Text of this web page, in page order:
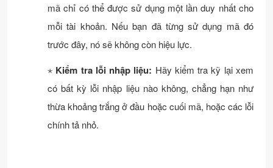
mã chỉ có thể được sử dụng một lần duy nhất cho
mỗi tài khoản. Nếu bạn đã từng sử dụng mã đó
trước đây, nó sẽ không còn hiệu lực.
⋆ Kiểm tra lỗi nhập liệu: Hãy kiểm tra kỹ lại xem
có bất kỳ lỗi nhập liệu nào không, chẳng hạn như
thừa khoảng trắng ở đầu hoặc cuối mã, hoặc các lỗi
chính tả nhỏ.